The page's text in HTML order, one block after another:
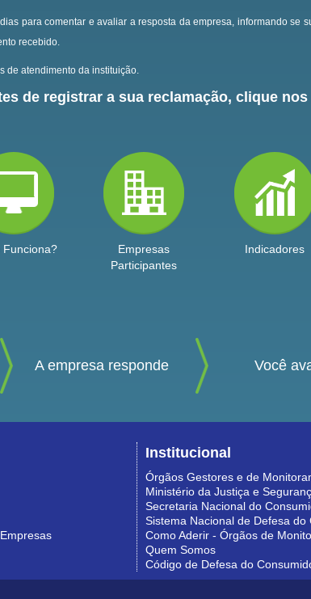
para comentar e avaliar a resposta da empresa, informando
recebido.
de atendimento da instituição.
de registrar a sua reclamação, clique
Funciona?
Empresas
Participantes
Indicadores
A empresa responde Você
Institucional
Órgãos Gestores e de
Ministério da Justiça e
Secretaria Nacional do
Sistema Nacional de Defesa do
Como Aderir - Órgãos de
Quem Somos
Código de Defesa do